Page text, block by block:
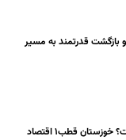
بازگشت قدرتمند به مسیر
قطب۱ اقتصاد